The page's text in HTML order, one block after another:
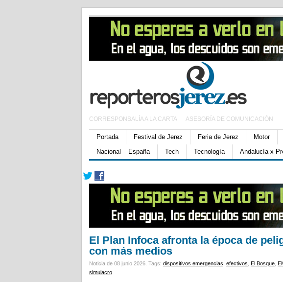
CORRESPONSALÍA A LA CARTA ASESORÍA DE COMUNICACIÓN
Portada Festival de Jerez Feria de Jerez Motor
Nacional – España
Tech Tecnología Andalucía x
El Plan Infoca afronta la época de
con más medios
Noticia de 08 junio 2026. Tags: dispositivos emergencias efectivos El Bosque
simulacro